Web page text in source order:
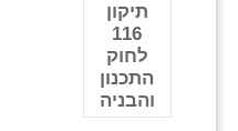
תיקון
116
לחוק
התכנון
והבניה